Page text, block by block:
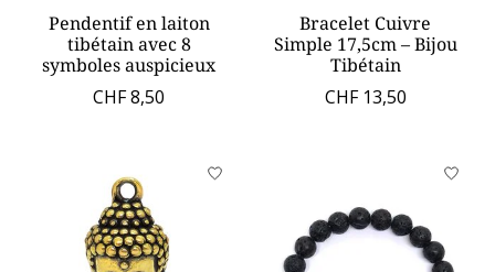
Pendentif en laiton
tibétain avec 8
symboles auspicieux
CHF 8,50
Bracelet Cuivre
Simple 17,5cm – Bijou
Tibétain
CHF 13,50